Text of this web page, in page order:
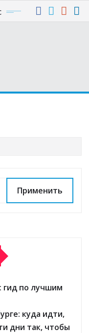
Применить
гид по лучшим
куда идти,
дни так, чтобы